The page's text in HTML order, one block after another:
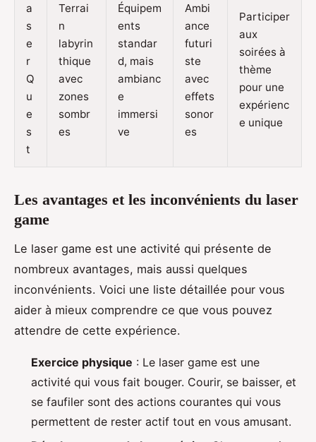
a
s
e
r
Q
u
e
s
t
Terrai
n
labyrin
thique
avec
zones
sombr
es
Équipem
ents
standar
d, mais
ambianc
e
immersi
ve
Ambi
ance
futuri
ste
avec
effets
sonor
es
Participer
aux
soirées à
thème
pour une
expérienc
e unique
Les avantages et les inconvénients du laser
game
Le laser game est une activité qui présente de
nombreux avantages, mais aussi quelques
inconvénients. Voici une liste détaillée pour vous
aider à mieux comprendre ce que vous pouvez
attendre de cette expérience.
Exercice physique : Le laser game est une
activité qui vous fait bouger. Courir, se baisser, et
se faufiler sont des actions courantes qui vous
permettent de rester actif tout en vous amusant.